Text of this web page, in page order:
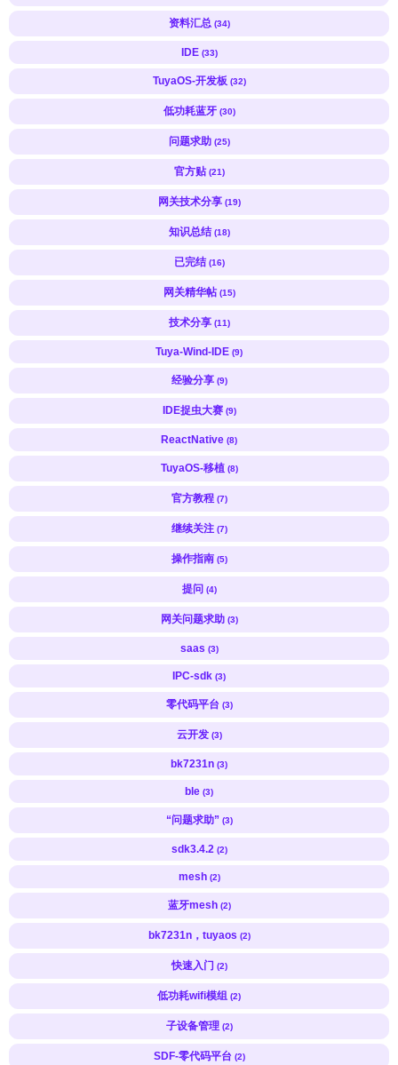
资料汇总 (34)
IDE (33)
TuyaOS-开发板 (32)
低功耗蓝牙 (30)
问题求助 (25)
官方贴 (21)
网关技术分享 (19)
知识总结 (18)
已完结 (16)
网关精华帖 (15)
技术分享 (11)
Tuya-Wind-IDE (9)
经验分享 (9)
IDE捉虫大赛 (9)
ReactNative (8)
TuyaOS-移植 (8)
官方教程 (7)
继续关注 (7)
操作指南 (5)
提问 (4)
网关问题求助 (3)
saas (3)
IPC-sdk (3)
零代码平台 (3)
云开发 (3)
bk7231n (3)
ble (3)
“问题求助” (3)
sdk3.4.2 (2)
mesh (2)
蓝牙mesh (2)
bk7231n，tuyaos (2)
快速入门 (2)
低功耗wifi模组 (2)
子设备管理 (2)
SDF-零代码平台 (2)